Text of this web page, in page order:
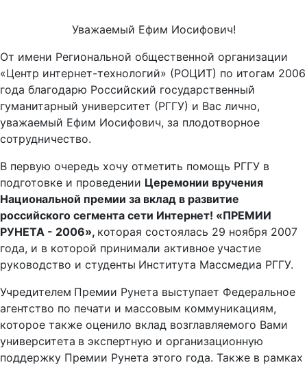
Уважаемый Ефим Иосифович!
От имени Региональной общественной организации
«Центр интернет-технологий» (РОЦИТ) по итогам 2006
года благодарю Российский государственный
гуманитарный университет (РГГУ) и Вас лично,
уважаемый Ефим Иосифович, за плодотворное
сотрудничество.
В первую очередь хочу отметить помощь РГГУ в
подготовке и проведении Церемонии вручения
Национальной премии за вклад в развитие
российского сегмента сети Интернет! «ПРЕМИИ
РУНЕТА - 2006», которая состоялась 29 ноября 2007
года, и в которой принимали активное участие
руководство и студенты Института Массмедиа РГГУ.
Учредителем Премии Рунета выступает Федеральное
агентство по печати и массовым коммуникациям,
которое также оценило вклад возглавляемого Вами
университета в экспертную и организационную
поддержку Премии Рунета этого года. Также в рамках